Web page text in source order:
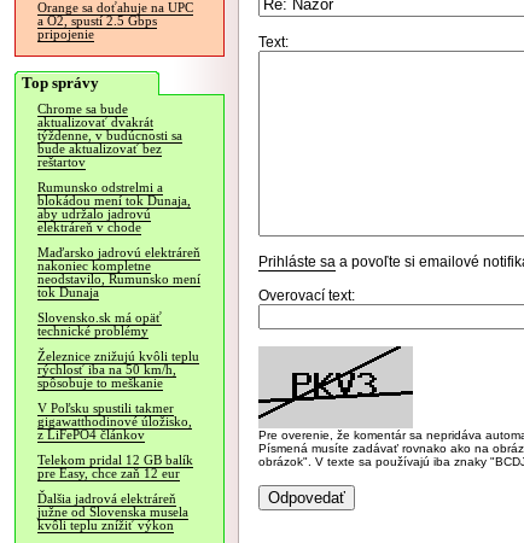
Orange sa doťahuje na UPC
a O2, spustí 2.5 Gbps
pripojenie
Top správy
Chrome sa bude
aktualizovať dvakrát
týždenne, v budúcnosti sa
bude aktualizovať bez
reštartov
Rumunsko odstrelmi a
blokádou mení tok Dunaja,
aby udržalo jadrovú
elektráreň v chode
Maďarsko jadrovú elektráreň
nakoniec kompletne
neodstavilo, Rumunsko mení
tok Dunaja
Slovensko.sk má opäť
technické problémy
Železnice znižujú kvôli teplu
rýchlosť iba na 50 km/h,
spôsobuje to meškanie
V Poľsku spustili takmer
gigawatthodinové úložisko,
z LiFePO4 článkov
Telekom pridal 12 GB balík
pre Easy, chce zaň 12 eur
Ďalšia jadrová elektráreň
južne od Slovenska musela
kvôli teplu znížiť výkon
Text:
Prihláste sa a povoľte si emailové
Overovací text:
Pre overenie, že komentár sa nepridáva
Písmená musíte zadávať rovnako ako na
obrázok". V texte sa používajú iba znaky